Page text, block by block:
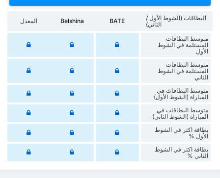
البطاقات (الشوط الأول /
الثاني)
BATE
Belshina المعدل
متوسط البطاقات
المستلمة في الشوط
الأول
متوسط البطاقات
المستلمة في الشوط
الثاني
متوسط البطاقات في
المباراة (الشوط الأول)
متوسط البطاقات في
المباراة (الشوط الثاني)
‏بطاقة اكثر في الشوط
الأول %
‏بطاقة اكثر في الشوط
‏الثاني %